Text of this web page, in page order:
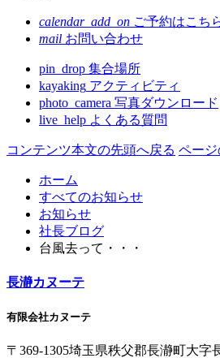
calendar_add_on ご予約はこち
mail お問い合わせ
pin_drop 集合場所
kayaking アクティビティ
photo_camera 写真ダウンロード
live_help よくある質問
コンテンツ本文の先頭へ戻る ページ
ホーム
すべてのお知らせ
お知らせ
社長ブログ
台風去って・・・
長瀞カヌーテ
有限会社カヌーテ
〒369-1305埼玉県秩父郡長瀞町大字